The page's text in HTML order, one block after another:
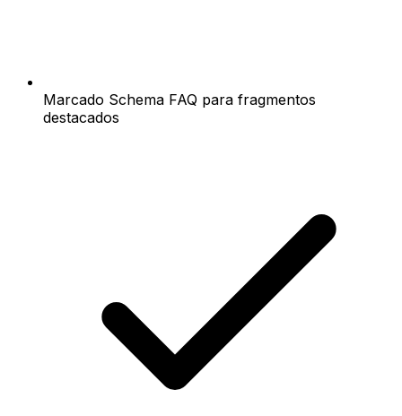
Marcado Schema FAQ para fragmentos
destacados